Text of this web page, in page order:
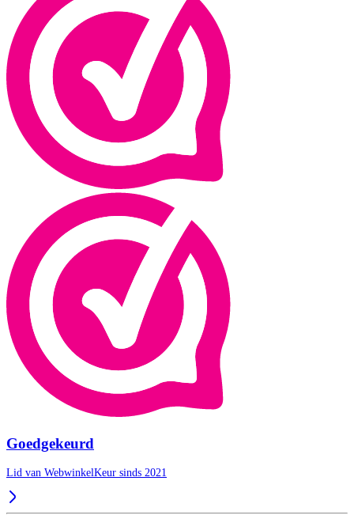
Goedgekeurd
Lid van WebwinkelKeur sinds 2021